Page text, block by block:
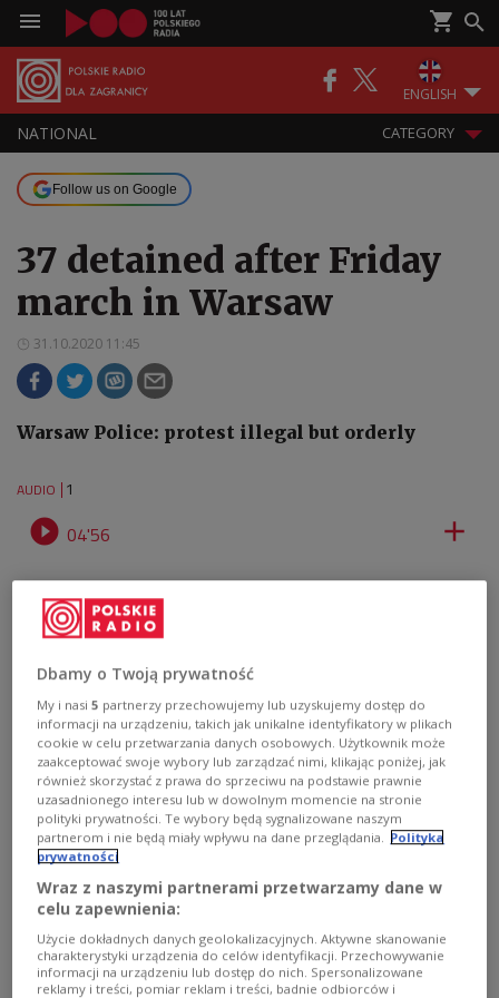
ENGLISH
NATIONAL CATEGORY
Follow us on Google
37 detained after Friday
march in Warsaw
31.10.2020 11:45
Warsaw Police: protest illegal but orderly
AUDIO 1
 04'56 
Protester in Warsaw PAP/Radek Pietruszka
Dbamy o Twoją prywatność
My i nasi5 partnerzy przechowujemy lub uzyskujemy dostęp do
informacji na urządzeniu, takich jak unikalne identyfikatory w plikach
cookie w celu przetwarzania danych osobowych. Użytkownik może
zaakceptować swoje wybory lub zarządzać nimi, klikając poniżej, jak
również skorzystać z prawa do sprzeciwu na podstawie prawnie
uzasadnionego interesu lub w dowolnym momencie na stronie
polityki prywatności. Te wybory będą sygnalizowane naszym
partnerom i nie będą miały wpływu na dane przeglądania. Polityka
prywatności
Wraz z naszymi partnerami przetwarzamy dane w
celu zapewnienia:
Użycie dokładnych danych geolokalizacyjnych. Aktywne skanowanie
charakterystyki urządzenia do celów identyfikacji. Przechowywanie
informacji na urządzeniu lub dostęp do nich. Spersonalizowane
reklamy i treści, pomiar reklam i treści, badnie odbiorców i